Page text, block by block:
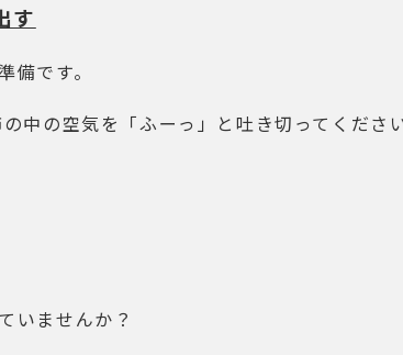
す
です。
中の空気を「ふーっ」と吐き切ってくだ
いませんか？